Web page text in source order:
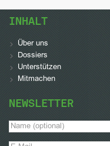
INHALT
Über uns
Dossiers
Unterstützen
Mitmachen
NEWSLETTER